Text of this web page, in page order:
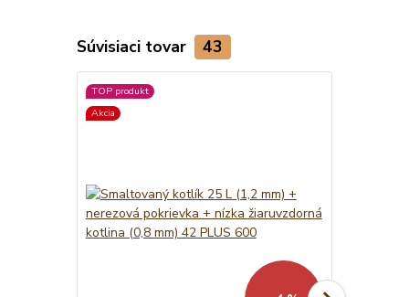
Súvisiaci tovar 43
TOP produkt
Akcia